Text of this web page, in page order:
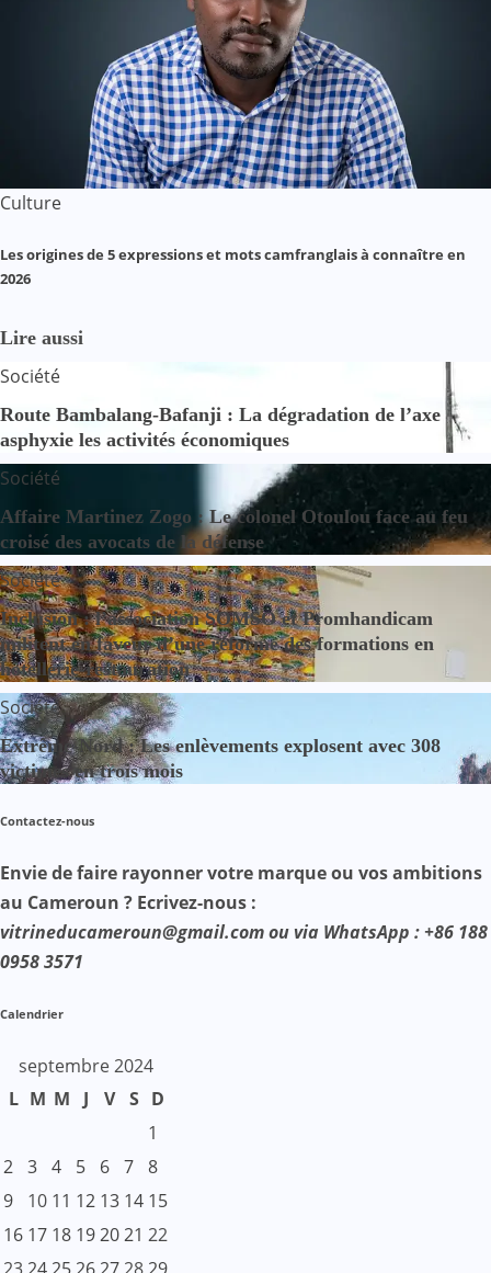
Culture
Les origines de 5 expressions et mots camfranglais à connaître en
2026
Lire aussi
Société
Route Bambalang-Bafanji : La dégradation de l’axe
asphyxie les activités économiques
Société
Affaire Martinez Zogo : Le colonel Otoulou face au feu
croisé des avocats de la défense
Société
Inclusion : l’association SOMSO et Promhandicam
militent en faveur d’une réforme des formations en
hôtellerie-restauration
Société
Extrême-Nord : Les enlèvements explosent avec 308
victimes en trois mois
Contactez-nous
Envie de faire rayonner votre marque ou vos ambitions
au Cameroun ? Ecrivez-nous :
vitrineducameroun@gmail.com ou via WhatsApp : +86 188
0958 3571
Calendrier
septembre 2024
L M M J V S D
1
2 3 4 5 6 7 8
9
10 11 12 13 14 15
16 17 18 192021 22